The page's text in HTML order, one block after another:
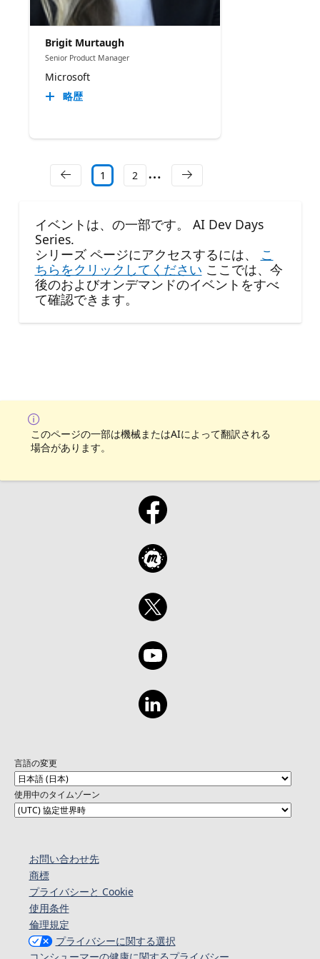
Brigit Murtaugh
Senior Product Manager
Microsoft
略歴
1 2
イベントは、の一部です。 AI Dev Days
Series.
シリーズ ページにアクセスするには、
こ
ちらをクリックしてください ここでは、今
後のおよびオンデマンドのイベントをすべ
て確認できます。
このページの一部は機械またはAIによって翻訳される
場合があります。
言語の変更
使用中のタイムゾーン
お問い合わせ先
商標
プライバシーと Cookie
使用条件
倫理規定
プライバシーに関する選択
コンシューマーの健康に関するプライバシー